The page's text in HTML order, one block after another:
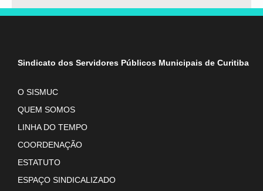
Sindicato dos Servidores Públicos Municipais de Curitiba
O SISMUC
QUEM SOMOS
LINHA DO TEMPO
COORDENAÇÃO
ESTATUTO
ESPAÇO SINDICALIZADO